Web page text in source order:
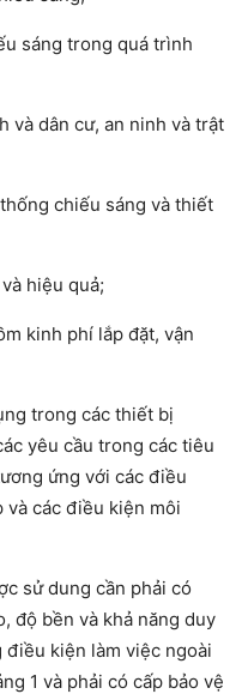
sáng trong quá trình
và dân cư, an ninh và trật
chiếu sáng và thiết
hiệu quả;
kinh phí lắp đặt, vận
trong các thiết bị
yêu cầu trong các tiêu
ứng với các điều
và các điều kiện môi
sử dung cần phải có
độ bền và khả năng duy
kiện làm việc ngoài
1 và phải có cấp bảo vệ